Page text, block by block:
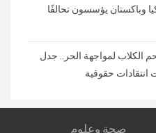
وباكستان يؤسسون تحالفًا
الكلاب لمواجهة الحر.. جدل
حقوقية
صحة وعلوم